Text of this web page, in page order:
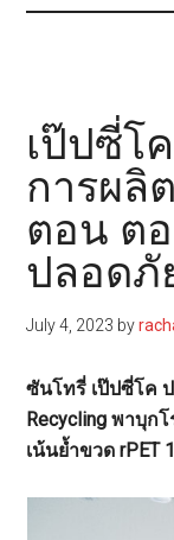
เป๊ปซี่โ
การผลิ
ตอน ต
ปลอดภั
July 4, 2023 by
ซันโทรี่ เป๊ปซี่โค
Recycling พาบุก
เน้นย้ำขวด rPET